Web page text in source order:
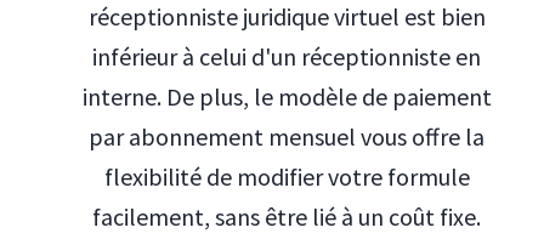
réceptionniste juridique virtuel est bien
inférieur à celui d'un réceptionniste en
interne. De plus, le modèle de paiement
par abonnement mensuel vous offre la
flexibilité de modifier votre formule
facilement, sans être lié à un coût fixe.